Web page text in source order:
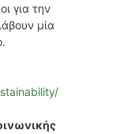
για την
μία